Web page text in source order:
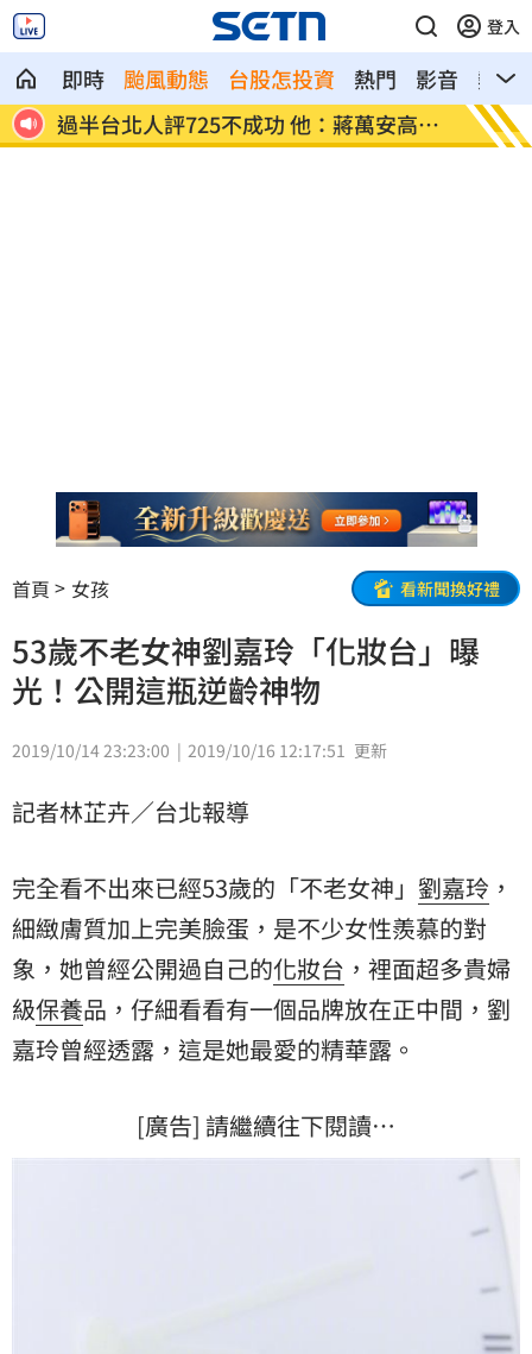
登入
即時 颱風動態 台股怎投資 熱門 影音
熱搜
山
保全「拒倒垃圾」：我不是清潔員！下場
慘
女律
男
首頁 女孩 看新聞換好禮
53歲不老女神劉嘉玲「化妝台」曝
光！公開這瓶逆齡神物
2019/10/14 23:23:00 2019/10/16 12:17:51 更新
記者林芷卉／台北報導
完全看不出來已經53歲的「不老女神」 劉嘉玲 ，
細緻膚質加上完美臉蛋，是不少女性羨慕的對
象，她曾經公開過自己的化妝台 ，裡面超多貴婦
級保養品，仔細看看有一個品牌放在正中間，劉
嘉玲曾經透露，這是她最愛的精華露。
[廣告] 請繼續往下閱讀…